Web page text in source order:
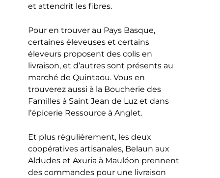
et attendrit les fibres.
Pour en trouver au Pays Basque,
certaines éleveuses et certains
éleveurs proposent des colis en
livraison, et d’autres sont présents au
marché de Quintaou. Vous en
trouverez aussi à la Boucherie des
Familles à Saint Jean de Luz et dans
l’épicerie Ressource à Anglet.
Et plus régulièrement, les deux
coopératives artisanales, Belaun aux
Aldudes et Axuria à Mauléon prennent
des commandes pour une livraison